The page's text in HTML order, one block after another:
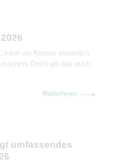
kann die Kosten steuerlich
Doch gilt das auch
Weiterlesen
umfassendes